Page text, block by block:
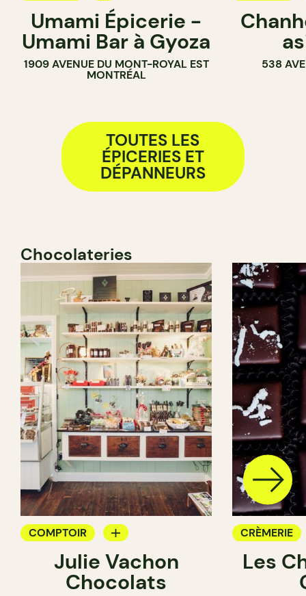
COMPTOIR
Umami Épicerie -
Umami Bar à Gyoza
1909 AVENUE DU MONT-ROYAL EST
MONTRÉAL
COMPTOIR
538
TOUTES LES
ÉPICERIES ET
DÉPANNEURS
Chocolateries
COMPTOIR
CHOCOLATERIE
Julie Vachon
Chocolats
CRÈMERIE
Les